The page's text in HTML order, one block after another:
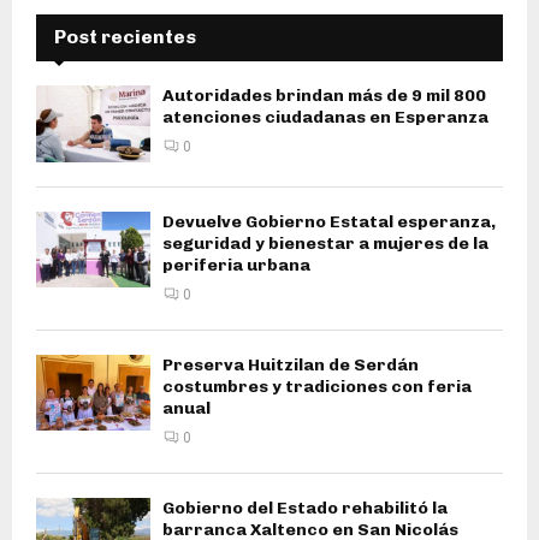
Post recientes
Autoridades brindan más de 9 mil 800
atenciones ciudadanas en Esperanza
0
Devuelve Gobierno Estatal esperanza,
seguridad y bienestar a mujeres de la
periferia urbana
0
Preserva Huitzilan de Serdán
costumbres y tradiciones con feria
anual
0
Gobierno del Estado rehabilitó la
barranca Xaltenco en San Nicolás